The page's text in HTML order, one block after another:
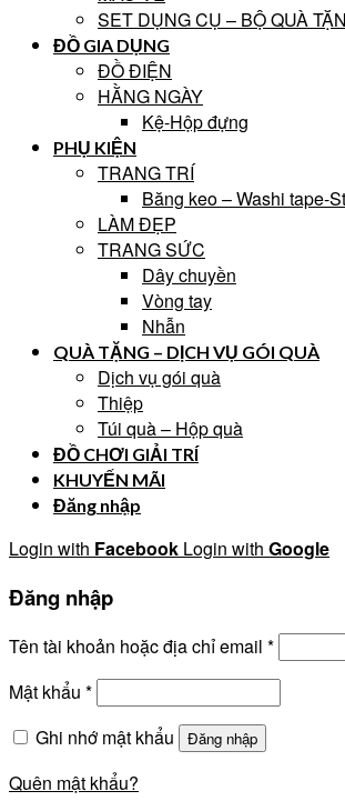
SET DỤNG CỤ – BỘ QUÀ
ĐỒ GIA DỤNG
ĐỒ ĐIỆN
HẰNG NGÀY
Kệ-Hộp đựng
PHỤ KIỆN
TRANG TRÍ
Băng keo – Washi tape-
LÀM ĐẸP
TRANG SỨC
Dây chuyền
Vòng tay
Nhẫn
QUÀ TẶNG – DỊCH VỤ GÓI QUÀ
Dịch vụ gói quà
Thiệp
Túi quà – Hộp quà
ĐỒ CHƠI GIẢI TRÍ
KHUYẾN MÃI
Đăng nhập
Login with Facebook Login with Google
Đăng nhập
Tên tài khoản hoặc địa chỉ email *
Mật khẩu *
Ghi nhớ mật khẩu
Đăng nhập
Quên mật khẩu?